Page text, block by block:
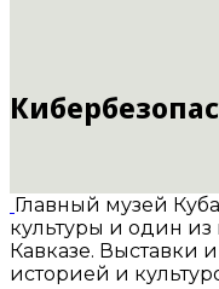
Главный музей
культуры и один
Кавказе. Выставки
историей и